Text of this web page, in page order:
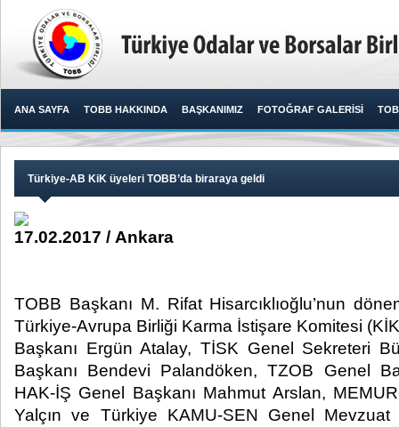
ANA SAYFA TOBB HAKKINDA BAŞKANIMIZ FOTOĞRAF GALERİSİ
Türkiye-AB KiK üyeleri TOBB’da biraraya geldi
17.02.2017 / Ankara
TOBB Başkanı M. Rifat Hisarcıklıoğlu’nun
Türkiye-Avrupa Birliği Karma İstişare Komitesi
Başkanı Ergün Atalay, TİSK Genel Sekreteri
Başkanı Bendevi Palandöken, TZOB Genel
HAK-İŞ Genel Başkanı Mahmut Arslan,
Yalçın ve Türkiye KAMU-SEN Genel